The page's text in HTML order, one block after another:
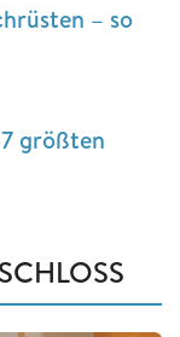
– so
größten